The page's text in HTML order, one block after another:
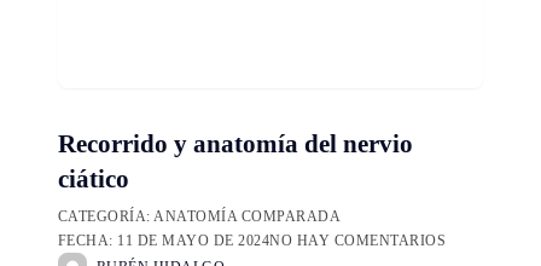
Recorrido y anatomía del nervio
ciático
CATEGORÍA: ANATOMÍA COMPARADA
FECHA: 11 DE MAYO DE 2024NO HAY COMENTARIOS